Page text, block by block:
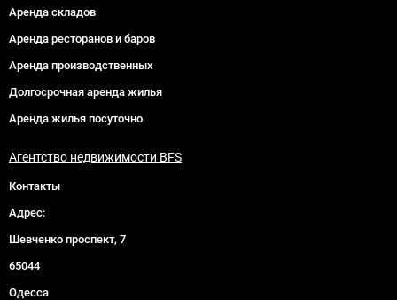
Аренда складов
Аренда ресторанов и баров
Аренда производственных
Долгосрочная аренда жилья
Аренда жилья посуточно
Агентство недвижимости BFS
Контакты
Адрес:
Шевченко проспект, 7
65044
Одесса